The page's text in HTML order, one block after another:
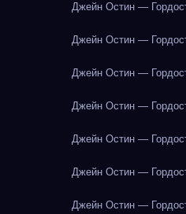
Джейн Остин —
Джейн Остин —
Джейн Остин —
Джейн Остин —
Джейн Остин —
Джейн Остин —
Джейн Остин —